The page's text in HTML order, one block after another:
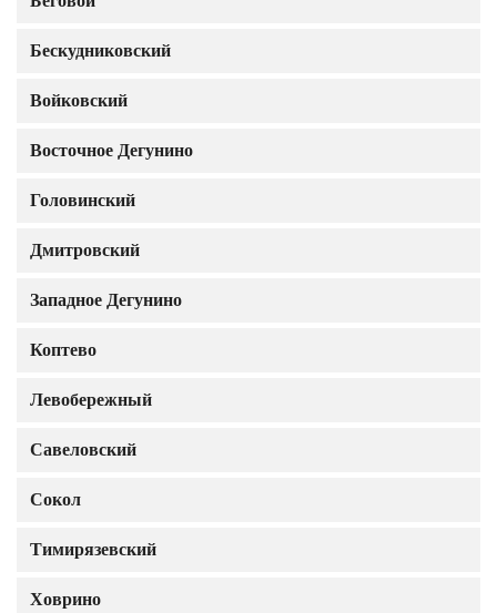
Бескудниковский
Войковский
Восточное Дегунино
Головинский
Дмитровский
Западное Дегунино
Коптево
Левобережный
Савеловский
Сокол
Тимирязевский
Ховрино